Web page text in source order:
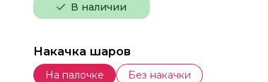
В наличии
Накачка шаров
На палочке Без накачки